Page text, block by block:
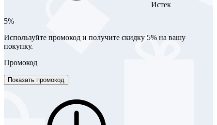
Истек
5%
Используйте промокод и получите скидку 5% на вашу
покупку.
Промокод
Показать промокод